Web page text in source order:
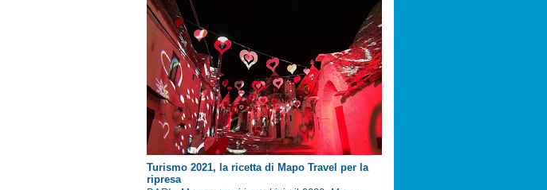
Turismo 2021, la ricetta di Mapo Travel per la
ripresa